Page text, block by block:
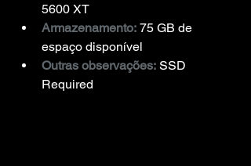
5600 XT
Armazenamento: 75 GB de
espaço disponível
Outras observações: SSD
Required